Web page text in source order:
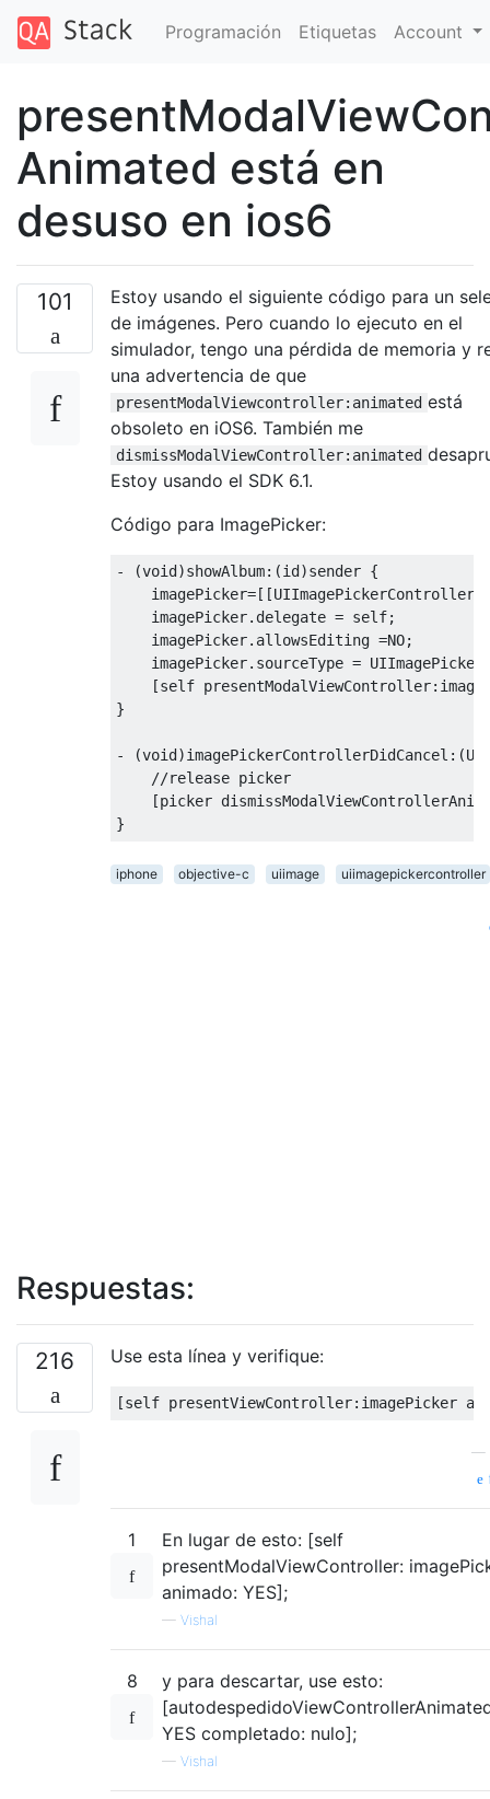
Programación Etiquetas Account
Animated está en
desuso en ios6
101
Estoy usando el siguiente código para un
de imágenes. Pero cuando lo ejecuto en el
simulador, tengo una pérdida de memoria y
una advertencia de que
presentModalViewcontroller:animated está
obsoleto en iOS6. También me
dismissModalViewController:animated
Estoy usando el SDK 6.1.
Código para ImagePicker:
- (void)showAlbum:(id)sender {
    imagePicker
=[[UIImagePickerController
    imagePicker
. delegate = self;
    imagePicker
. allowsEditing =NO;
    imagePicker
. sourceType =
[self presentModalViewController:
}
- (void)imagePickerControllerDidCancel :(
//release picker
[picker
}
iphone objective-c uiimage uiimagepickercontroller
Respuestas:
216 Use esta línea y verifique:
[self presentViewController: imagePicker
—
1
En lugar de esto: [self
presentModalViewController:
animado: YES];
— Vishal
8
y para descartar, use esto:
YES completado: nulo];
— Vishal